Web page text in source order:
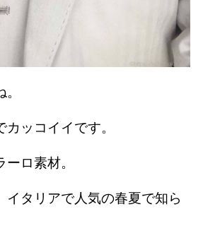
ッコイイです。
ロ素材。
イタリアで人気の春夏で知ら